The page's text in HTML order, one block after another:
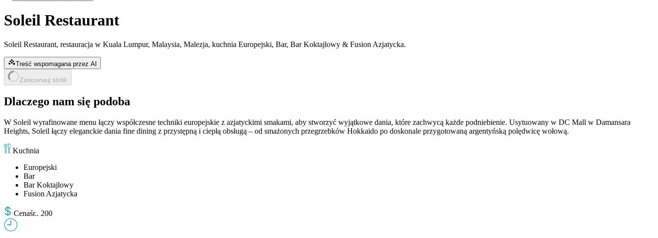
Soleil Restaurant
Soleil Restaurant, restauracja w Kuala Lumpur, Malaysia, Malezja, kuchnia Europejski, Bar, Bar Koktajlowy & Fusion Azjatycka.
Treść wspomagana przez AI
Zarezerwuj stolik
Dlaczego nam się podoba
W Soleil wyrafinowane menu łączy współczesne techniki europejskie z azjatyckimi smakami, aby stworzyć wyjątkowe dania, które zachwycą każde podniebienie. Usytuowany w DC Mall w Damansara
Heights, Soleil łączy eleganckie dania fine dining z przystępną i ciepłą obsługą – od smażonych przegrzebków Hokkaido po doskonale przygotowaną argentyńską polędwicę wołową.
Kuchnia
Europejski
Bar
Bar Koktajlowy
Fusion Azjatycka
Cenaśr.. 200